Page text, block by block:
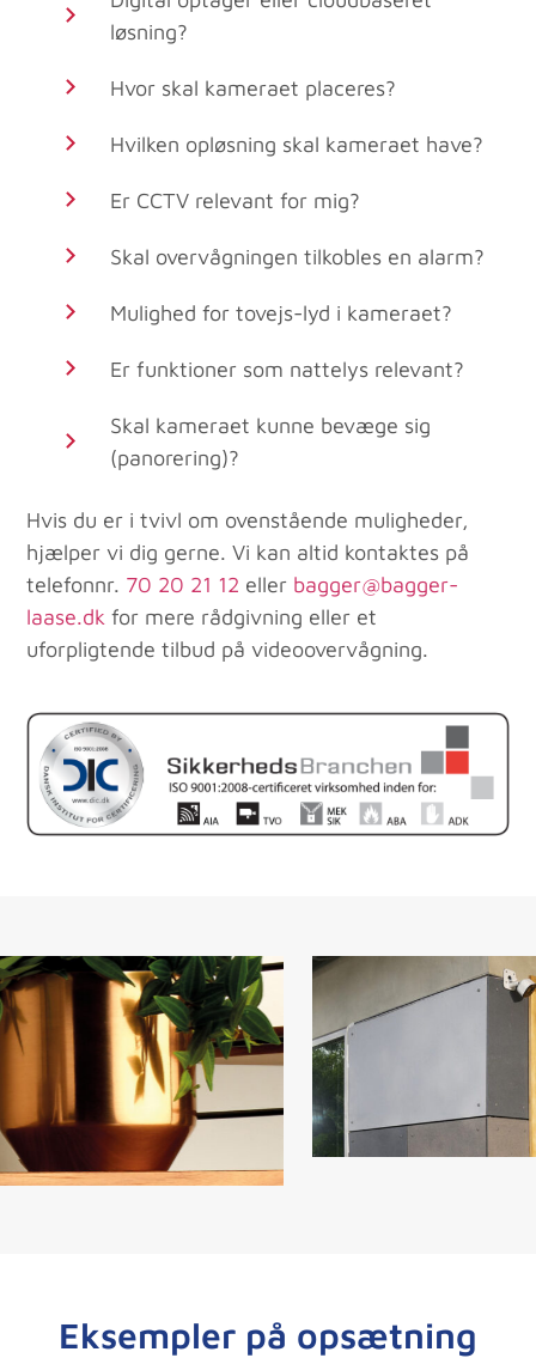
løsning?
Hvor skal kameraet placeres?
Hvilken opløsning skal kameraet have?
Er CCTV relevant for mig?
Skal overvågningen tilkobles en alarm?
Mulighed for tovejs-lyd i kameraet?
Er funktioner som nattelys relevant?
Skal kameraet kunne bevæge sig
(panorering)?
Hvis du er i tvivl om ovenstående muligheder,
hjælper vi dig gerne. Vi kan altid kontaktes på
telefonnr. 70 20 21 12 eller bagger@bagger-
laase.dk for mere rådgivning eller et
uforpligtende tilbud på videoovervågning.
Eksempler på opsætning